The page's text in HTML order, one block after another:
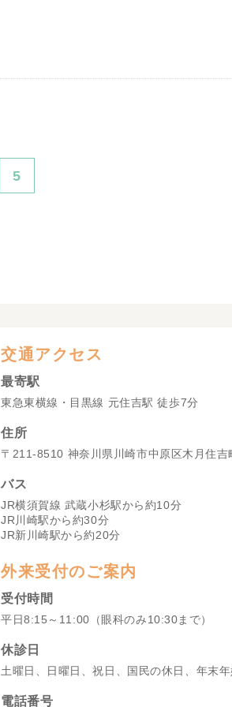
5
交通アクセス
最寄駅
東急東横線・目黒線 元住吉駅 徒歩7分
住所
〒211-8510 神奈川県川崎市中原区木月住吉
バス
JR横須賀線 武蔵小杉駅から約10分
JR川崎駅から約30分
JR新川崎駅から約20分
外来受付のご案内
受付時間
平日8:15～11:00（眼科のみ10:30まで）
休診日
土曜日、日曜日、祝日、国民の休日、年末
電話番号